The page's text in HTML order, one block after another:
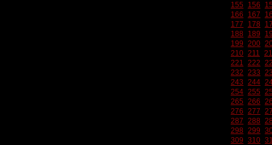
155
156
166
167
177
178
188
189
199 200
210 211
221 222
232 233
243 244
254 255
265 266
276 277
287 288
298 299
309 310